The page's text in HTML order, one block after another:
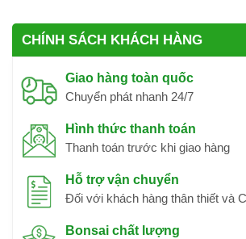
CHÍNH SÁCH KHÁCH HÀNG
Giao hàng toàn quốc
Chuyển phát nhanh 24/7
Hình thức thanh toán
Thanh toán trước khi giao hàng
Hỗ trợ vận chuyển
Đối với khách hàng thân thiết và
Bonsai chất lượng